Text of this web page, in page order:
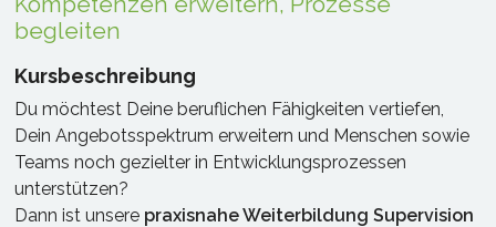
begleiten
Kursbeschreibung
Du möchtest Deine beruflichen Fähigkeiten vertiefen,
Dein Angebotsspektrum erweitern und Menschen sowie
Teams noch gezielter in Entwicklungsprozessen
unterstützen?
Dann ist unsere praxisnahe Weiterbildung Supervision